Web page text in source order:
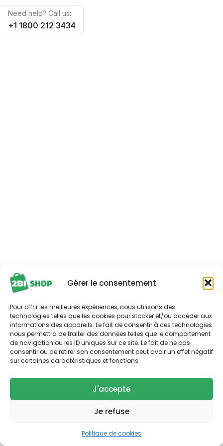
Gérer le consentement
Pour offrir les meilleures expériences, nous utilisons des
technologies telles que les cookies pour stocker et/ou accéder aux
informations des appareils. Le fait de consentir à ces technologies
nous permettra de traiter des données telles que le comportement
de navigation ou les ID uniques sur ce site. Le fait de ne pas
consentir ou de retirer son consentement peut avoir un effet négatif
sur certaines caractéristiques et fonctions.
J'accepte
Je refuse
Politique de cookies
Need help? Call us:
+1 1800 212 3434